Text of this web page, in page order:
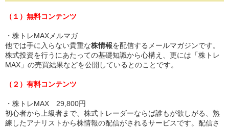
（１）無料コンテンツ
・株トレMAXメルマガ
他では手に入らない貴重な株情報を配信するメールマガジンです。
株式投資を行うにあたっての基礎知識から心構え、更には「株トレ
MAX」の売買結果などを公開しているとのことです。
（２）有料コンテンツ
・株トレMAX 29,800円
初心者から上級者まで、株式トレーダーならば誰もが欲しがる、熟
練したアナリストから株情報の配信がされるサービスです。配信さ